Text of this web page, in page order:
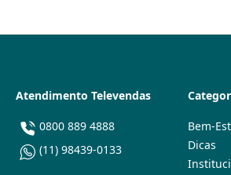
Atendimento Televendas
0800 889 4888
(11) 98439-0133
Bem-
Dicas